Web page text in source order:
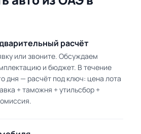
расчёт
или звоните. Обсуждаем
и бюджет. В течение
дня — расчёт под ключ: цена лота
+ таможня + утильсбор +